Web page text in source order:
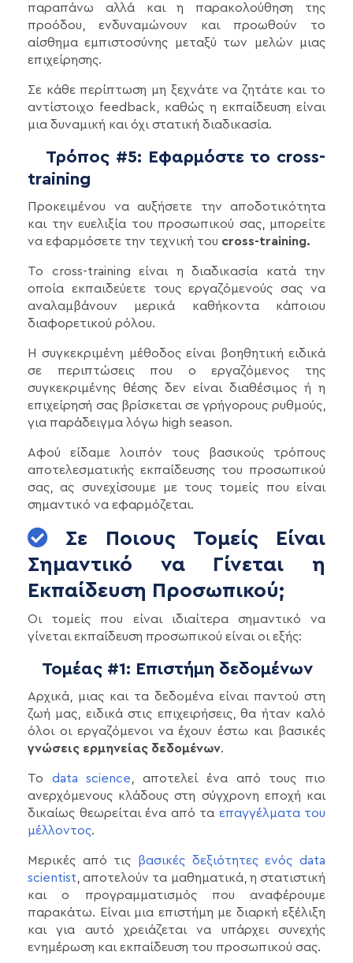
παραπάνω αλλά και η παρακολούθηση της
προόδου, ενδυναμώνουν και προωθούν το
αίσθημα εμπιστοσύνης μεταξύ των μελών μιας
επιχείρησης.
Σε κάθε περίπτωση μη ξεχνάτε να ζητάτε και το
αντίστοιχο feedback, καθώς η εκπαίδευση είναι
μια δυναμική και όχι στατική διαδικασία.
Τρόπος #5: Εφαρμόστε το cross-
training
Προκειμένου να αυξήσετε την αποδοτικότητα
και την ευελιξία του προσωπικού σας, μπορείτε
να εφαρμόσετε την τεχνική του cross-training.
Το cross-training είναι η διαδικασία κατά την
οποία εκπαιδεύετε τους εργαζόμενούς σας να
αναλαμβάνουν μερικά καθήκοντα κάποιου
διαφορετικού ρόλου.
Η συγκεκριμένη μέθοδος είναι βοηθητική ειδικά
σε περιπτώσεις που ο εργαζόμενος της
συγκεκριμένης θέσης δεν είναι διαθέσιμος ή η
επιχείρησή σας βρίσκεται σε γρήγορους ρυθμούς,
για παράδειγμα λόγω high season.
Αφού είδαμε λοιπόν τους βασικούς τρόπους
αποτελεσματικής εκπαίδευσης του προσωπικού
σας, ας συνεχίσουμε με τους τομείς που είναι
σημαντικό να εφαρμόζεται.
Σε Ποιους Τομείς Είναι
Σημαντικό να Γίνεται η
Εκπαίδευση Προσωπικού;
Οι τομείς που είναι ιδιαίτερα σημαντικό να
γίνεται εκπαίδευση προσωπικού είναι οι εξής:
Τομέας #1: Επιστήμη δεδομένων
Αρχικά, μιας και τα δεδομένα είναι παντού στη
ζωή μας, ειδικά στις επιχειρήσεις, θα ήταν καλό
όλοι οι εργαζόμενοι να έχουν έστω και βασικές
γνώσεις ερμηνείας δεδομένων.
Το data science , αποτελεί ένα από τους πιο
ανερχόμενους κλάδους στη σύγχρονη εποχή και
δικαίως θεωρείται ένα από τα επαγγέλματα του
μέλλοντος.
Μερικές από τις βασικές δεξιότητες ενός data
scientist , αποτελούν τα μαθηματικά, η στατιστική
και ο προγραμματισμός που αναφέρουμε
παρακάτω. Είναι μια επιστήμη με διαρκή εξέλιξη
και για αυτό χρειάζεται να υπάρχει συνεχής
ενημέρωση και εκπαίδευση του προσωπικού σας.